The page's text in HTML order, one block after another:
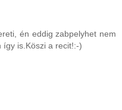
én eddig zabpelyhet nem
is.Köszi a recit!:-)